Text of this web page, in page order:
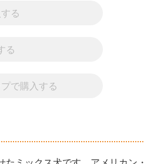
る
る
で購入する